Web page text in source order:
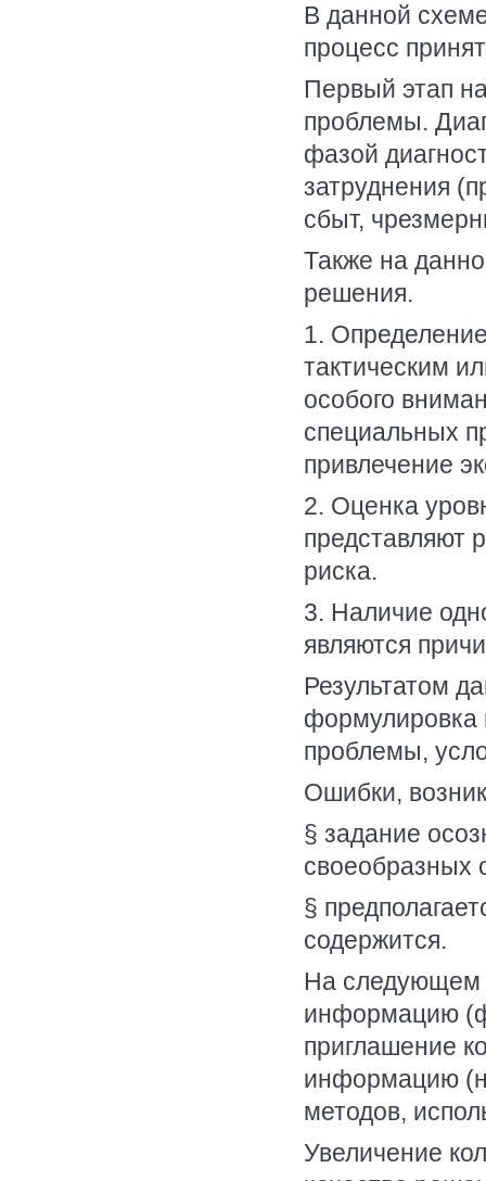
В данной
процесс
Первый этап
проблемы.
фазой
затруднения
сбыт,
Также на
решения.
1.
тактическим
особого
специальных
привлечение
2. Оценка
представляют
риска.
3. Наличие
являются
Результатом
формулировка
проблемы,
Ошибки,
§ задание
своеобразных
§
содержится.
На следующем
информацию
приглашение
информацию
методов,
Увеличение